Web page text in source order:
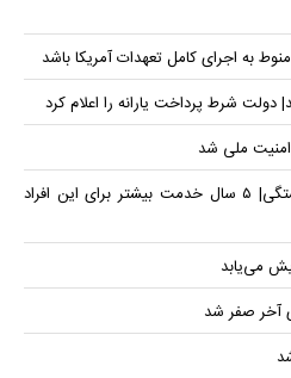
به اجرای کامل تعهدات آمریکا باشد
دولت شرط پرداخت یارانه را اعلام کرد
ملی شد
خبر مهم برای متقاضیان بازنشستگی| ۵ سال خدمت بیشتر برای این افراد
می‌یابد
آخر صفر شد